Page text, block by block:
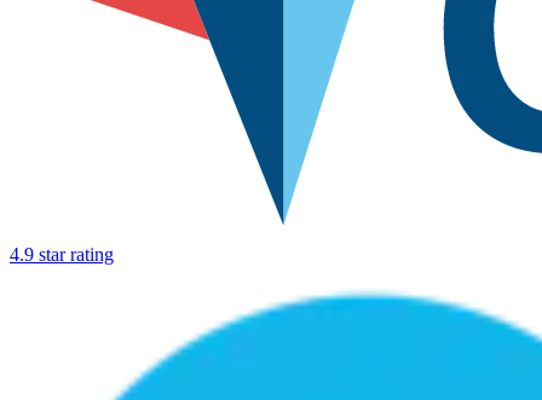
4.9 star rating